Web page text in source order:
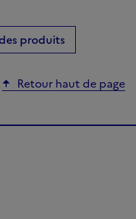
produits
Retour haut de page